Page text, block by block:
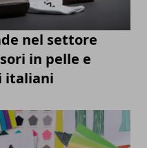
nel settore
in pelle e
italiani